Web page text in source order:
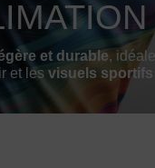
et durable,
et les visuels